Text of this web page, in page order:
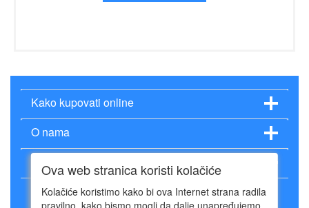
Kako kupovati online
O nama
Ova web stranica koristi kolačiće
Kolačiće koristimo kako bi ova Internet strana radila
pravilno, kako bismo mogli da dalje unapređujemo